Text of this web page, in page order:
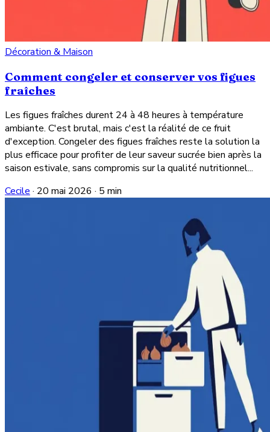
Décoration & Maison
Comment congeler et conserver vos figues
fraîches
Les figues fraîches durent 24 à 48 heures à température
ambiante. C'est brutal, mais c'est la réalité de ce fruit
d'exception. Congeler des figues fraîches reste la solution la
plus efficace pour profiter de leur saveur sucrée bien après la
saison estivale, sans compromis sur la qualité nutritionnel...
Cecile · 20 mai 2026 · 5 min